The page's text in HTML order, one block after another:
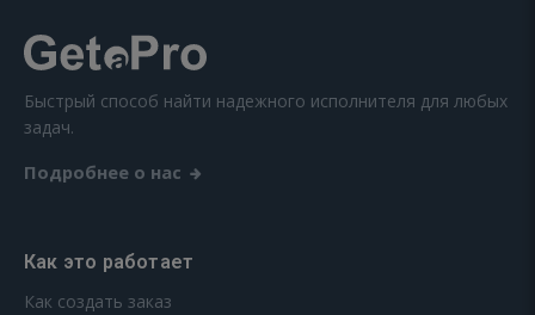
Быстрый способ найти надежного исполнителя для любых
задач.
Подробнее о нас
Как это работает
Как создать заказ